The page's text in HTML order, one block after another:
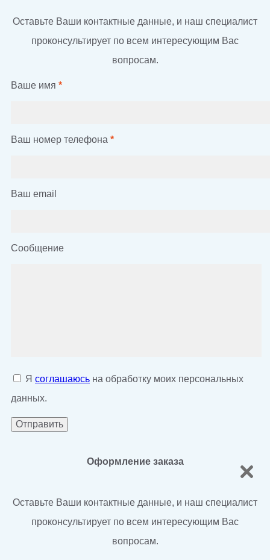
Оставьте Ваши контактные данные, и наш специалист
проконсультирует по всем интересующим Вас
вопросам.
Ваше имя *
Ваш номер телефона *
Ваш email
Сообщение
Я соглашаюсь на обработку моих персональных
данных.
Оформление заказа
Оставьте Ваши контактные данные, и наш специалист
проконсультирует по всем интересующим Вас
вопросам.